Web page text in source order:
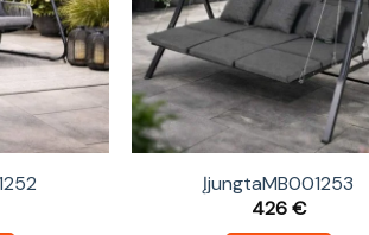
ĮjungtaMB001253
426€